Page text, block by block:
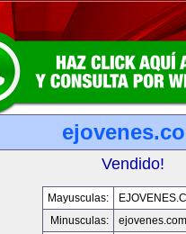
Vendido!
Mayusculas:
Minusculas:
ejovenes.com